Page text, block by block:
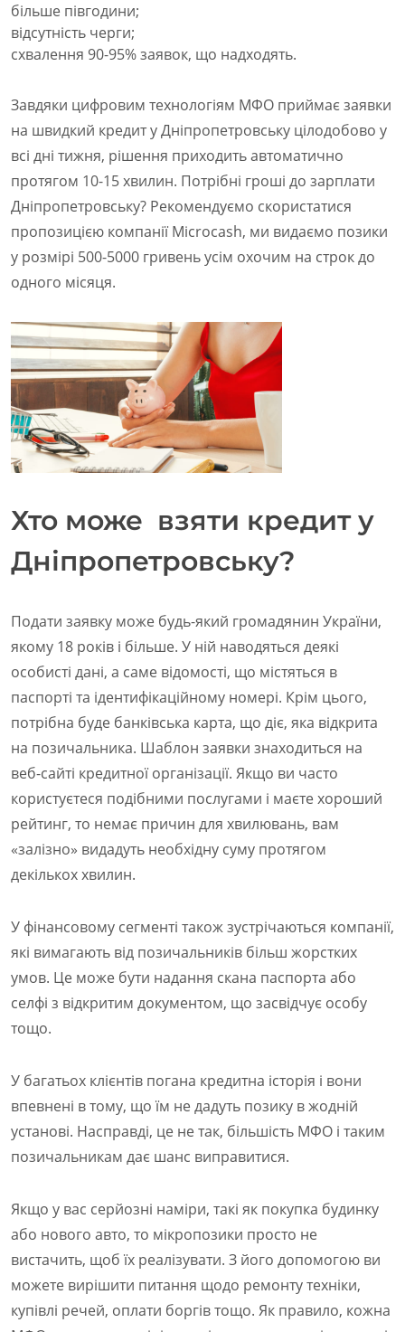
більше півгодини;
відсутність черги;
схвалення 90-95% заявок, що надходять.
Завдяки цифровим технологіям МФО приймає заявки
на швидкий кредит у Дніпропетровську цілодобово у
всі дні тижня, рішення приходить автоматично
протягом 10-15 хвилин. Потрібні гроші до зарплати
Дніпропетровську? Рекомендуємо скористатися
пропозицією компанії Microcash, ми видаємо позики
у розмірі 500-5000 гривень усім охочим на строк до
одного місяця.
Хто може взяти кредит у
Дніпропетровську?
Подати заявку може будь-який громадянин України,
якому 18 років і більше. У ній наводяться деякі
особисті дані, а саме відомості, що містяться в
паспорті та ідентифікаційному номері. Крім цього,
потрібна буде банківська карта, що діє, яка відкрита
на позичальника. Шаблон заявки знаходиться на
веб-сайті кредитної організації. Якщо ви часто
користуєтеся подібними послугами і маєте хороший
рейтинг, то немає причин для хвилювань, вам
«залізно» видадуть необхідну суму протягом
декількох хвилин.
У фінансовому сегменті також зустрічаються компанії,
які вимагають від позичальників більш жорстких
умов. Це може бути надання скана паспорта або
селфі з відкритим документом, що засвідчує особу
тощо.
У багатьох клієнтів погана кредитна історія і вони
впевнені в тому, що їм не дадуть позику в жодній
установі. Насправді, це не так, більшість МФО і таким
позичальникам дає шанс виправитися.
Якщо у вас серйозні наміри, такі як покупка будинку
або нового авто, то мікропозики просто не
вистачить, щоб їх реалізувати. З його допомогою ви
можете вирішити питання щодо ремонту техніки,
купівлі речей, оплати боргів тощо. Як правило, кожна